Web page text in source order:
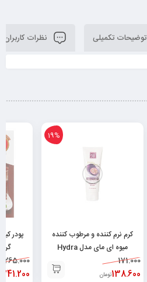
توضیحات تکمیلی نظرات کاربران
19%
کرم نرم کننده و مرطوب کننده
میوه ای مای مدل Hydra
لیتر۶۲۶۰۴۸۲۵۲۱۳۷۸
171.000
138.600تومان
گرم
265.000
241.200